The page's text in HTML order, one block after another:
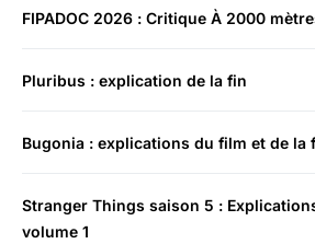
FIPADOC 2026 : Critique À 2000
Pluribus : explication de la fin
Bugonia : explications du film et de la
Stranger Things saison 5 :
volume 1